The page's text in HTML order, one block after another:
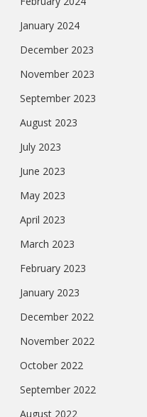
January 2024
December 2023
November 2023
September 2023
August 2023
July 2023
June 2023
May 2023
April 2023
March 2023
February 2023
January 2023
December 2022
November 2022
October 2022
September 2022
August 2022